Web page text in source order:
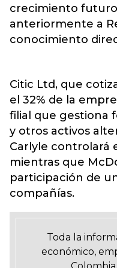
crecimiento futuro
anteriormente a
conocimiento
Citic Ltd, que
el 32% de la
filial que gestiona
y otros activos
Carlyle controlará
mientras que
participación de
compañías.
Toda la
económico,